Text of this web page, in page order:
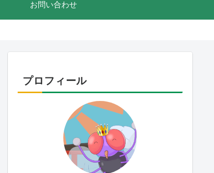
お問い合わせ
プロフィール